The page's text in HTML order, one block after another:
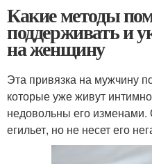
Какие методы
поддерживать и
на женщину
Эта привязка на мужчину
которые уже живут
недовольны его изменами.
егильет, но не несет его